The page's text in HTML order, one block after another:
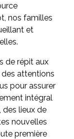
nos familles
et
de répit aux
attentions
pour assurer
intégral
des lieux de
nouvelles
première